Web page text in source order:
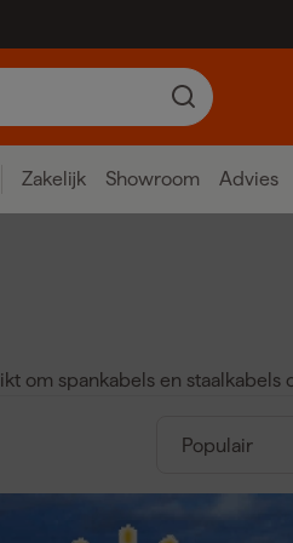
Zakelijk Showroom Advies
om spankabels en staalkabels
populair vanwege hun sterkte
en staalkabels.